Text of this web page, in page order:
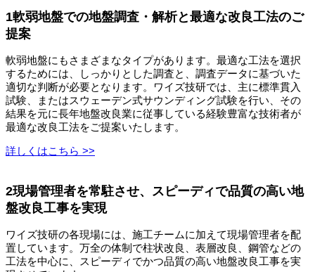
1軟弱地盤での地盤調査・解析と最適な改良工法のご
提案
軟弱地盤にもさまざまなタイプがあります。最適な工法を選択
するためには、しっかりとした調査と、調査データに基づいた
適切な判断が必要となります。ワイズ技研では、主に標準貫入
試験、またはスウェーデン式サウンディング試験を行い、その
結果を元に長年地盤改良業に従事している経験豊富な技術者が
最適な改良工法をご提案いたします。
詳しくはこちら >>
2現場管理者を常駐させ、スピーディで品質の高い地
盤改良工事を実現
ワイズ技研の各現場には、施工チームに加えて現場管理者を配
置しています。万全の体制で柱状改良、表層改良、鋼管などの
工法を中心に、スピーディでかつ品質の高い地盤改良工事を実